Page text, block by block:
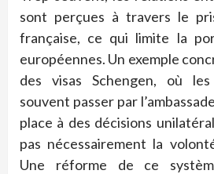
sont perçues à travers le
française, ce qui limite la
européennes. Un exemple
des visas Schengen, où
souvent passer par
place à des décisions
pas nécessairement la
Une réforme de ce